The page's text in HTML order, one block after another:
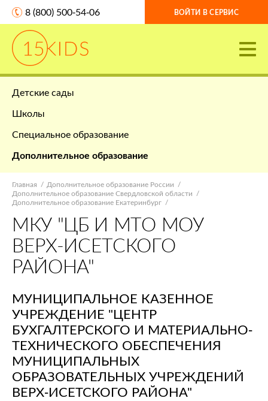
8 (800) 500-54-06 ВОЙТИ В СЕРВИС
Детские сады
Школы
Специальное образование
Дополнительное образование
Главная
Дополнительное образование России
Дополнительное образование Свердловской области
Дополнительное образование Екатеринбург
МКУ "ЦБ И МТО МОУ
ВЕРХ-ИСЕТСКОГО
РАЙОНА"
МУНИЦИПАЛЬНОЕ КАЗЕННОЕ
УЧРЕЖДЕНИЕ "ЦЕНТР
БУХГАЛТЕРСКОГО И МАТЕРИАЛЬНО-
ТЕХНИЧЕСКОГО ОБЕСПЕЧЕНИЯ
МУНИЦИПАЛЬНЫХ
ОБРАЗОВАТЕЛЬНЫХ УЧРЕЖДЕНИЙ
ВЕРХ-ИСЕТСКОГО РАЙОНА"